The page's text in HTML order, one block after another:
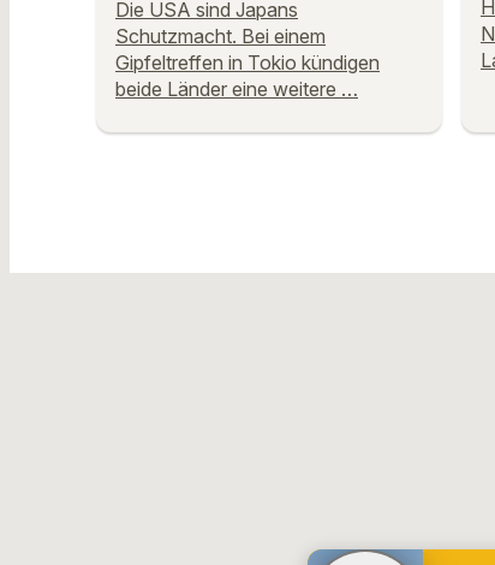
Die USA sind Japans
Schutzmacht. Bei einem
Gipfeltreffen in Tokio kündigen
beide Länder eine weitere …